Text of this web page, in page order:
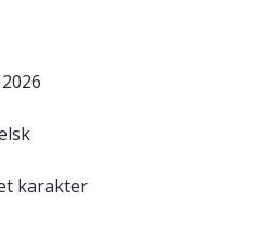
karakter